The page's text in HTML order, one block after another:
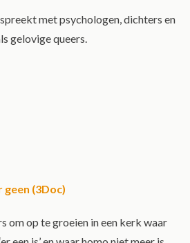
met psychologen, dichters en
gelovige queers.
geen (3Doc)
om op te groeien in een kerk waar